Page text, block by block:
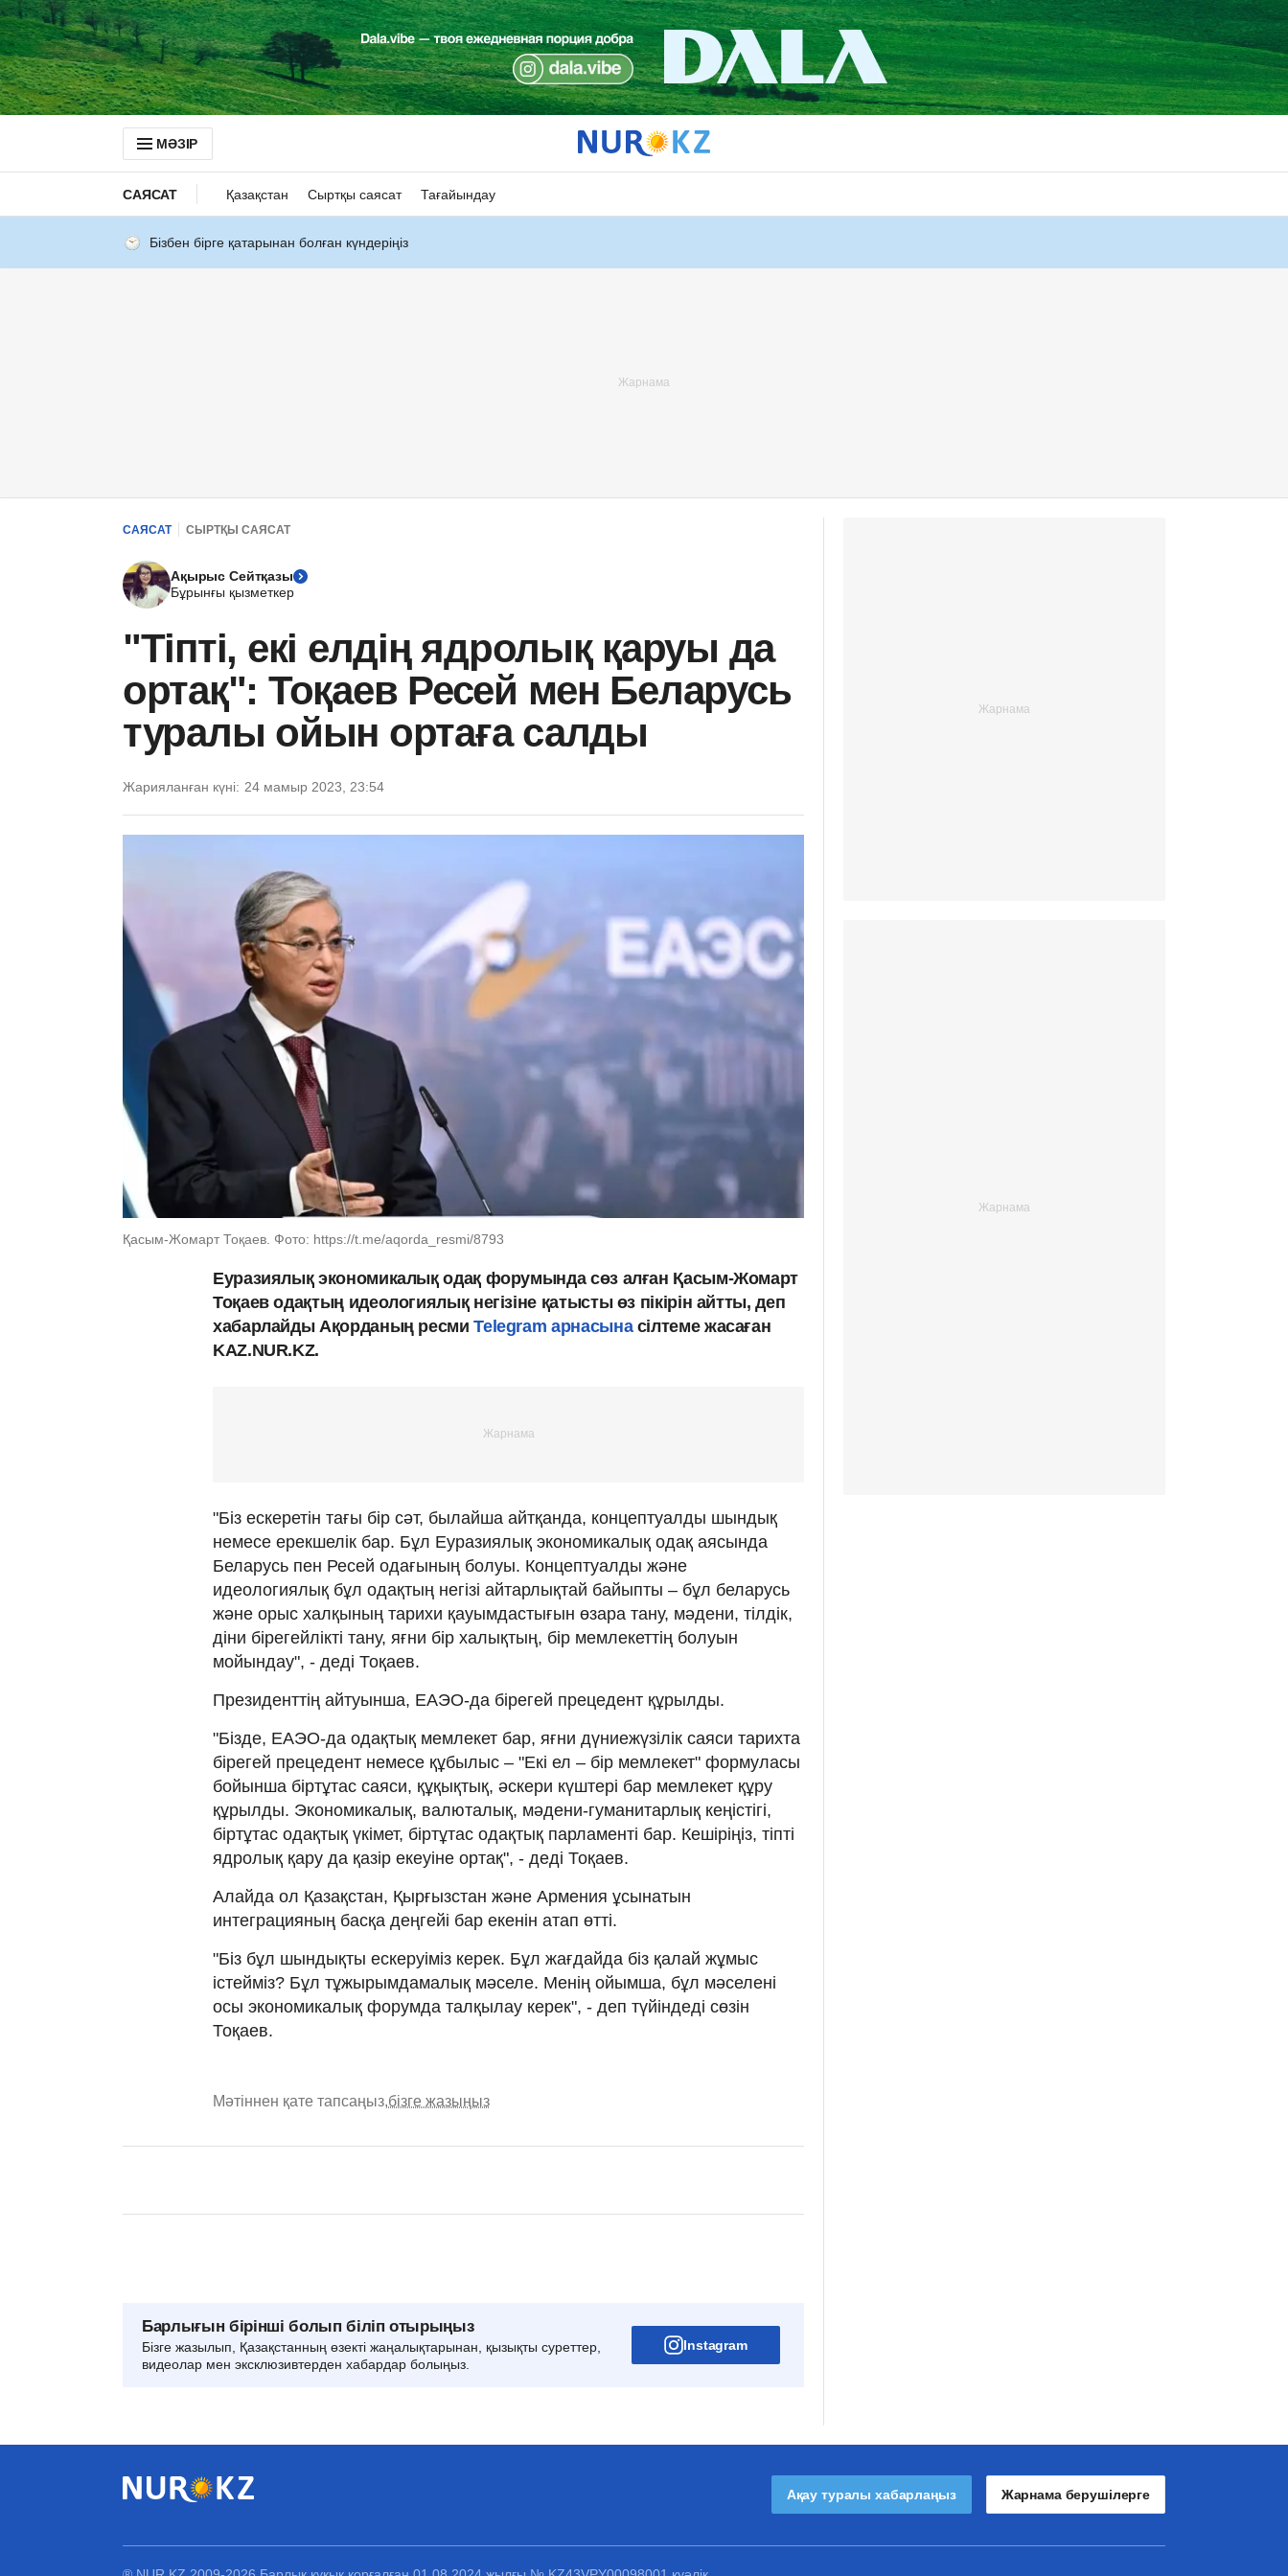
МӘЗІР
САЯСАТ Қазақстан Сыртқы саясат Тағайындау
Бізбен бірге қатарынан болған күндеріңіз
САЯСАТ СЫРТҚЫ САЯСАТ
Ақырыс Сейтқазы
Бұрынғы қызметкер
"Тіпті, екі елдің ядролық қаруы да
ортақ": Тоқаев Ресей мен Беларусь
туралы ойын ортаға салды
Жарияланған күні: 24 мамыр 2023, 23:54
Қасым-Жомарт Тоқаев. Фото: https://t.me/aqorda_resmi/8793
Еуразиялық экономикалық одақ форумында сөз алған Қасым-Жомарт
Тоқаев одақтың идеологиялық негізіне қатысты өз пікірін айтты, деп
хабарлайды Ақорданың ресмиTelegram арнасынасілтеме жасаған
KAZ.NUR.KZ.
"Біз ескеретін тағы бір сәт, былайша айтқанда, концептуалды шындық
немесе ерекшелік бар. Бұл Еуразиялық экономикалық одақ аясында
Беларусь пен Ресей одағының болуы. Концептуалды және
идеологиялық бұл одақтың негізі айтарлықтай байыпты – бұл беларусь
және орыс халқының тарихи қауымдастығын өзара тану, мәдени, тілдік,
діни бірегейлікті тану, яғни бір халықтың, бір мемлекеттің болуын
мойындау", - деді Тоқаев.
Президенттің айтуынша, ЕАЭО-да бірегей прецедент құрылды.
"Бізде, ЕАЭО-да одақтық мемлекет бар, яғни дүниежүзілік саяси тарихта
бірегей прецедент немесе құбылыс – "Екі ел – бір мемлекет" формуласы
бойынша біртұтас саяси, құқықтық, әскери күштері бар мемлекет құру
құрылды. Экономикалық, валюталық, мәдени-гуманитарлық кеңістігі,
біртұтас одақтық үкімет, біртұтас одақтық парламенті бар. Кешіріңіз, тіпті
ядролық қару да қазір екеуіне ортақ", - деді Тоқаев.
Алайда ол Қазақстан, Қырғызстан және Армения ұсынатын
интеграцияның басқа деңгейі бар екенін атап өтті.
"Біз бұл шындықты ескеруіміз керек. Бұл жағдайда біз қалай жұмыс
істейміз? Бұл тұжырымдамалық мәселе. Менің ойымша, бұл мәселені
осы экономикалық форумда талқылау керек", - деп түйіндеді сөзін
Тоқаев.
Мәтіннен қате тапсаңыз,бізге жазыңыз
Барлығын бірінші болып біліп отырыңыз
Бізге жазылып, Қазақстанның өзекті жаңалықтарынан, қызықты суреттер,
видеолар мен эксклюзивтерден хабардар болыңыз.
Instagram
Ақау туралы хабарлаңыз Жарнама берушілерге